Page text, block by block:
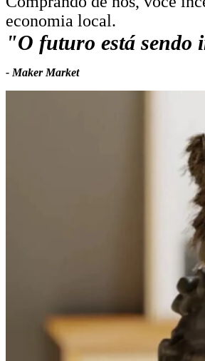
economia local.
"O futuro está sendo
- Maker Market